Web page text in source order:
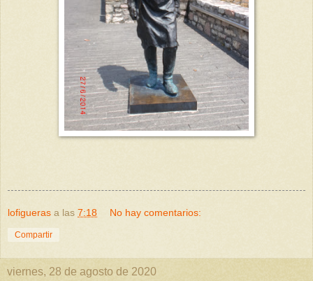
lofigueras a las 7:18 No hay comentarios:
Compartir
viernes, 28 de agosto de 2020